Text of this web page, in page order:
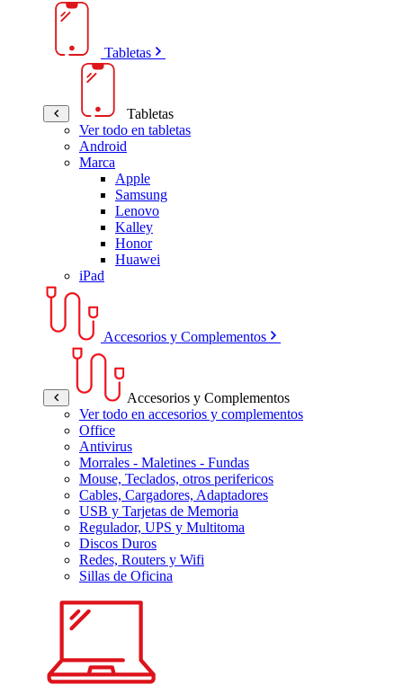
Tabletas
Tabletas
Ver todo en tabletas
Android
Marca
Apple
Samsung
Lenovo
Kalley
Honor
Huawei
iPad
Accesorios y Complementos
Accesorios y Complementos
Ver todo en accesorios y complementos
Office
Antivirus
Morrales - Maletines - Fundas
Mouse, Teclados, otros perifericos
Cables, Cargadores, Adaptadores
USB y Tarjetas de Memoria
Regulador, UPS y Multitoma
Discos Duros
Redes, Routers y Wifi
Sillas de Oficina